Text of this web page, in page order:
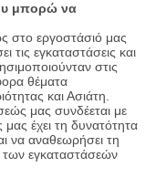
μπορώ να
στο εργοστάσιό μας
τις εγκαταστάσεις και
στις
θέματα
και Ασιάτη.
μας συνδέεται με
έχει τη δυνατότητα
να αναθεωρήσει τη
των εγκαταστάσεών